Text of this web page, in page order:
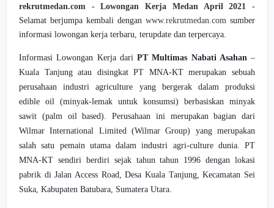
rekrutmedan.com - Lowongan Kerja Medan April 2021 -
Selamat berjumpa kembali dengan www.rekrutmedan.com sumber
informasi lowongan kerja terbaru, terupdate dan terpercaya.
Informasi Lowongan Kerja dari PT Multimas Nabati Asahan–
Kuala Tanjung atau disingkat PT MNA-KT merupakan sebuah
perusahaan industri agriculture yang bergerak dalam produksi
edible oil (minyak-lemak untuk konsumsi) berbasiskan minyak
sawit (palm oil based). Perusahaan ini merupakan bagian dari
Wilmar International Limited (Wilmar Group) yang merupakan
salah satu pemain utama dalam industri agri-culture dunia. PT
MNA-KT sendiri berdiri sejak tahun tahun 1996 dengan lokasi
pabrik di Jalan Access Road, Desa Kuala Tanjung, Kecamatan Sei
Suka, Kabupaten Batubara, Sumatera Utara.